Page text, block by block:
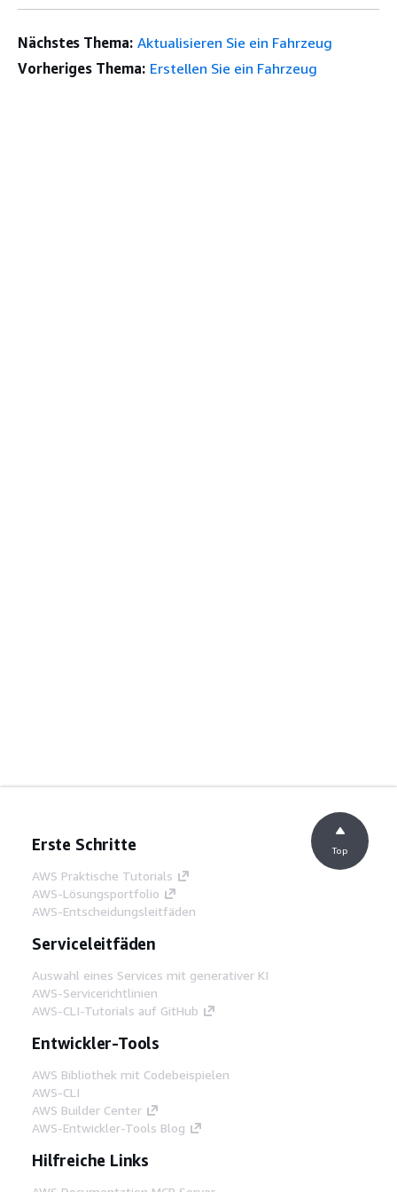
Nächstes Thema: Aktualisieren Sie ein Fahrzeug
Vorheriges Thema: Erstellen Sie ein Fahrzeug
Erste Schritte
AWS Praktische Tutorials
AWS-Lösungsportfolio
AWS-Entscheidungsleitfäden
Serviceleitfäden
Auswahl eines Services mit generativer KI
AWS-Servicerichtlinien
AWS-CLI-Tutorials auf GitHub
Entwickler-Tools
AWS Bibliothek mit Codebeispielen
AWS-CLI
AWS Builder Center
AWS-Entwickler-Tools Blog
Hilfreiche Links
Top